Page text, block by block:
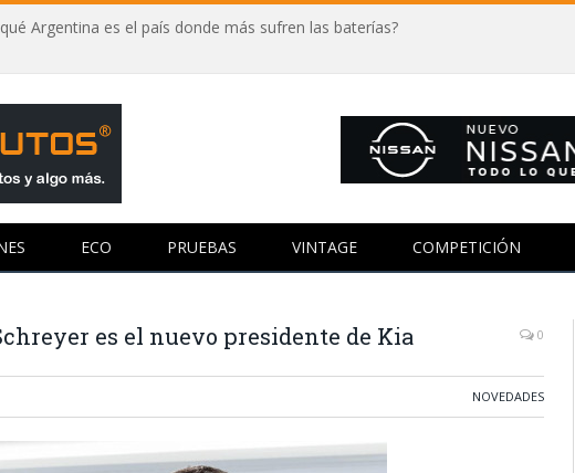
Argentina es el país donde más sufren las baterías?
ECO PRUEBAS VINTAGE COMPETICIÓN
es el nuevo presidente de Kia 0
NOVEDADES